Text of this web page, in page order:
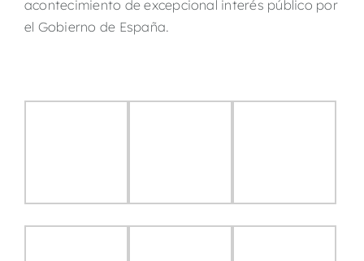
acontecimiento de excepcional interés público por
el Gobierno de España.